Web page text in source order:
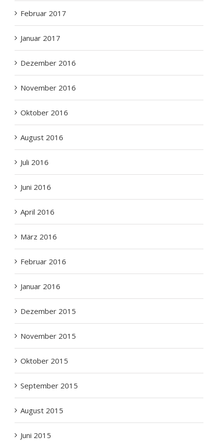
Februar 2017
Januar 2017
Dezember 2016
November 2016
Oktober 2016
August 2016
Juli 2016
Juni 2016
April 2016
März 2016
Februar 2016
Januar 2016
Dezember 2015
November 2015
Oktober 2015
September 2015
August 2015
Juni 2015